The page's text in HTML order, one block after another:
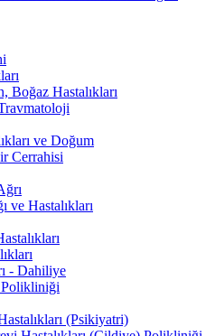
Boğaz Hastalıkları
ve Doğum
Cerrahisi
ve Hastalıkları
- Dahiliye
(Psikiyatri)